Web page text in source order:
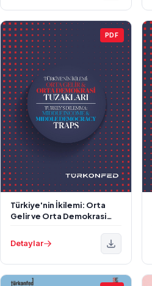
PDF
Türkiye'nin İkilemi: Orta
Gelir ve Orta Demokrasi
Detaylar